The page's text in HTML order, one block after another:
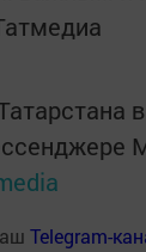
в
Telegram-